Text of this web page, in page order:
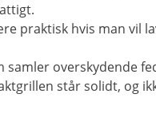
praktisk hvis man
overskydende
står solidt, og